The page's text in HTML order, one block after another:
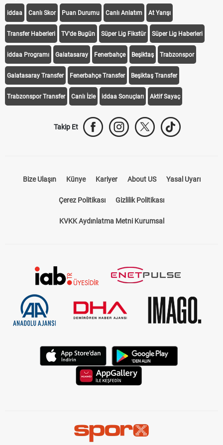
iddaa Canlı Skor Puan Durumu Canlı Anlatım At Yarışı
Transfer Haberleri TV'de Bugün Süper Lig Fikstür Süper Lig Haberleri
iddaa Programı Galatasaray Fenerbahçe Beşiktaş Trabzonspor
Galatasaray Transfer Fenerbahçe Transfer Beşiktaş Transfer
Trabzonspor Transfer Canlı İzle iddaa Sonuçları Aktif Sayaç
Takip Et
Bize Ulaşın Künye Kariyer About US Yasal Uyarı
Çerez Politikası Gizlilik Politikası
KVKK Aydınlatma Metni Kurumsal